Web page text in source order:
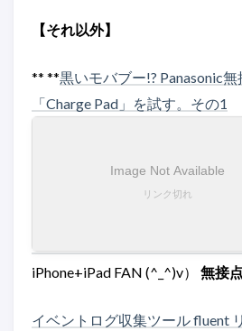
【それ以外】
** **黒いモバブー!? Panasonic
「Charge Pad」を試す。その1
iPhone+iPad FAN (^_^)v） 無接
イベントログ収集ツール fluent